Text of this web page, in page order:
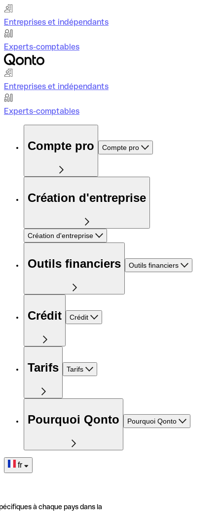
Entreprises et indépendants
Experts-comptables
Entreprises et indépendants
Experts-comptables
Compte pro Compte pro
Création d'entreprise
Création d'entreprise
Outils financiers Outils financiers
Crédit Crédit
Tarifs Tarifs
Pourquoi Qonto Pourquoi Qonto
fr
à chaque pays dans la